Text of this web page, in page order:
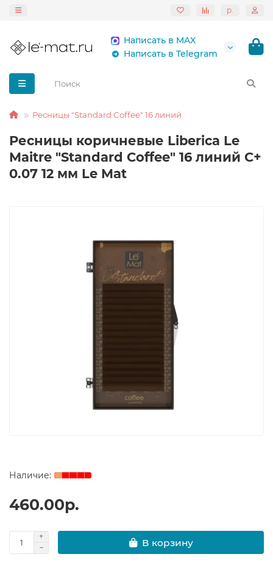
р.
Написать в MAX
Написать в Telegram
Ресницы "Standard Coffee" 16 линий
Ресницы коричневые Liberica Le
Maitre "Standard Coffee" 16 линий C+
0.07 12 мм Le Mat
460.00р.
В корзину